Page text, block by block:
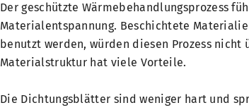
Der geschützte Wärmebehandlungsprozess
Materialentspannung. Beschichtete
benutzt werden, würden diesen Prozess nicht
Materialstruktur hat viele Vorteile.
Die Dichtungsblätter sind weniger hart und